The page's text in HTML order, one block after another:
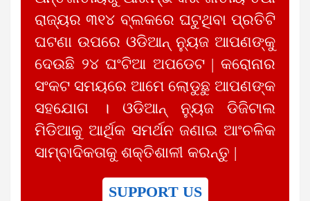
ରାଜ୍ୟର ୩୧୪ ବ୍ଲକରେ ଘଟୁଥିବା ପ୍ରତିଟି
ଘଟଣା ଉପରେ ଓଡିଆନ୍ ନ୍ୟୁଜ ଆପଣଙ୍କୁ
ଦେଉଛି ୨୪ ଘଂଟିଆ ଅପଡେଟ | କରୋନାର
ସଂକଟ ସମୟରେ ଆମେ ଲୋଡୁଛୁ ଆପଣଙ୍କ
ସହଯୋଗ । ଓଡିଆନ୍ ନ୍ୟୁଜ ଡିଜିଟାଲ
ମିଡିଆକୁ ଆର୍ଥିକ ସମର୍ଥନ ଜଣାଇ ଆଂଚଳିକ
ସାମ୍ବାଦିକତାକୁ ଶକ୍ତିଶାଳୀ କରନ୍ତୁ |
SUPPORT US